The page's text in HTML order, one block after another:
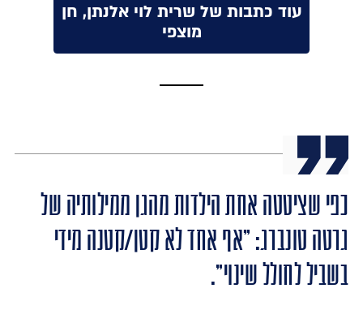
עוד כתבות של שרית לוי אלנתן, חן
מוצפי
כפי שציטטה אחת הילדות מהגן ממילותיה של
גרטה טונברג: "אף אחד לא קטן/קטנה מידי
בשביל לחולל שינוי".